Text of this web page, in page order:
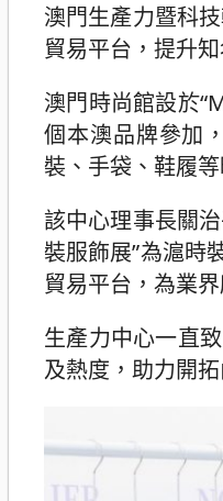
澳門生產力暨科
貿易平台，提升
澳門時尚館設於
個本澳品牌參加
裝、手袋、鞋履
該中心理事長關
裝服飾展”為滬時
貿易平台，為業
生產力中心一直
及熱度，助力開